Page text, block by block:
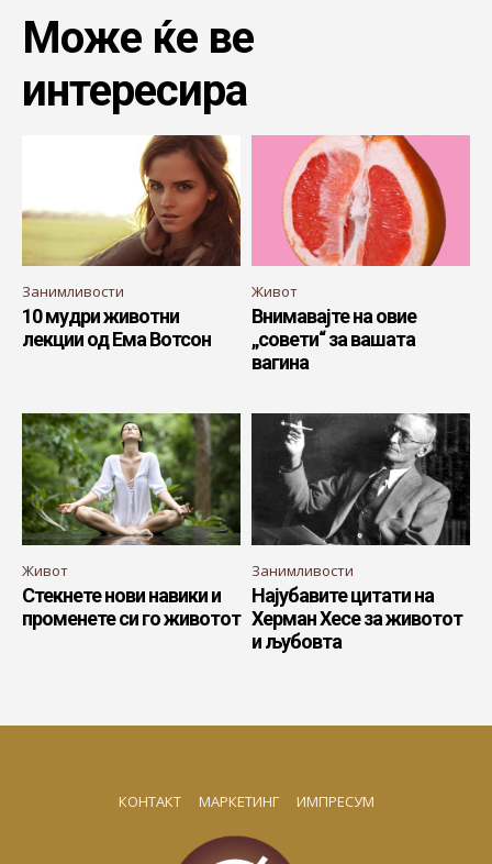
Може ќе ве
интересира
Занимливости
10 мудри животни
лекции од Ема Вотсон
Живот
Внимавајте на овие
„совети“ за вашата
вагина
Живот
Стекнете нови навики и
променете си го животот
Занимливости
Најубавите цитати на
Херман Хесе за животот
и љубовта
КОНТАКТ МАРКЕТИНГ ИМПРЕСУМ